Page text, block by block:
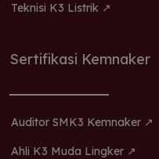
Teknisi K3 Listrik ↗
Sertifikasi Kemnaker
Auditor SMK3 Kemnaker ↗
Ahli K3 Muda Lingker ↗